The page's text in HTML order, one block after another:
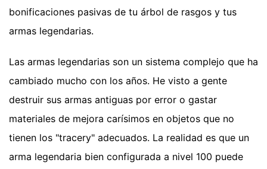
bonificaciones pasivas de tu árbol de rasgos y tus
armas legendarias.
Las armas legendarias son un sistema complejo que ha
cambiado mucho con los años. He visto a gente
destruir sus armas antiguas por error o gastar
materiales de mejora carísimos en objetos que no
tienen los "tracery" adecuados. La realidad es que un
arma legendaria bien configurada a nivel 100 puede